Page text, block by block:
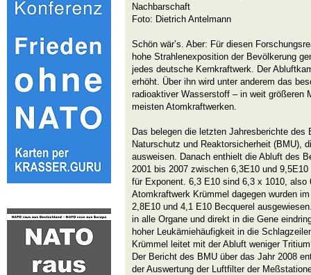
Nachbarschaft
Foto: Dietrich Antelmann
Schön wär’s. Aber: Für diesen
hohe Strahlenexposition der Bevölkerung
jedes deutsche Kernkraftwerk. Der
erhöht. Über ihn wird unter anderem das
radioaktiver Wasserstoff – in weit größeren
meisten Atomkraftwerken.
Das belegen die letzten Jahresberichte
Naturschutz und Reaktorsicherheit (BMU),
ausweisen. Danach enthielt die Abluft des
2001 bis 2007 zwischen 6,3E10 und
für Exponent. 6,3 E10 sind 6,3 x 1010, also
Atomkraftwerk Krümmel dagegen wurden
2,8E10 und 4,1 E10 Becquerel
in alle Organe und direkt in die Gene
hoher Leukämiehäufigkeit in die
Krümmel leitet mit der Abluft weniger
Der Bericht des BMU über das Jahr 2008
der Auswertung der Luftfilter der